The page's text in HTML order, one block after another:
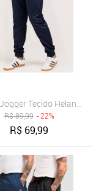
Casual Esporte
Tecido Helanca
R$89,99 - 22%
R$ 69,99